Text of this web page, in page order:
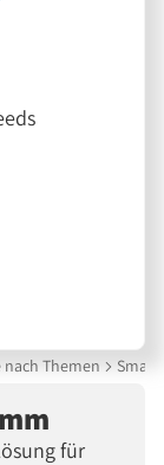
Themen
für